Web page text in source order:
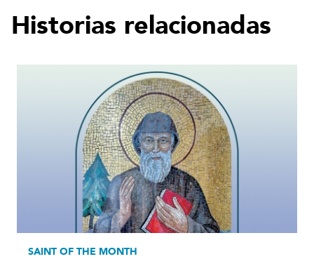
Historias relacionadas
SAINT OF THE MONTH